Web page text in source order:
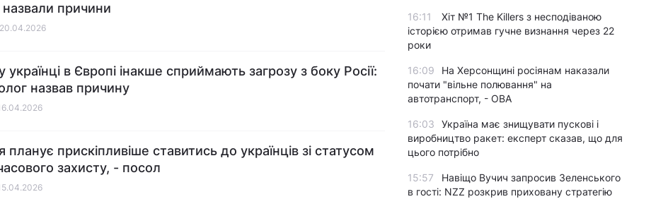
причини
українці в Європі інакше сприймають загрозу з боку Росії:
назвав причину
планує прискіпливіше ставитись до українців зі статусом
захисту, - посол
16:11
Хіт №1 The Killers з несподіваною
історією отримав гучне визнання через 22
роки
16:09
На Херсонщині росіянам наказали
почати "вільне полювання" на
автотранспорт, - ОВА
16:03
Україна має знищувати пускові і
виробництво ракет: експерт сказав, що для
цього потрібно
15:57
Навіщо Вучич запросив Зеленського
в гості: NZZ розкрив приховану стратегію